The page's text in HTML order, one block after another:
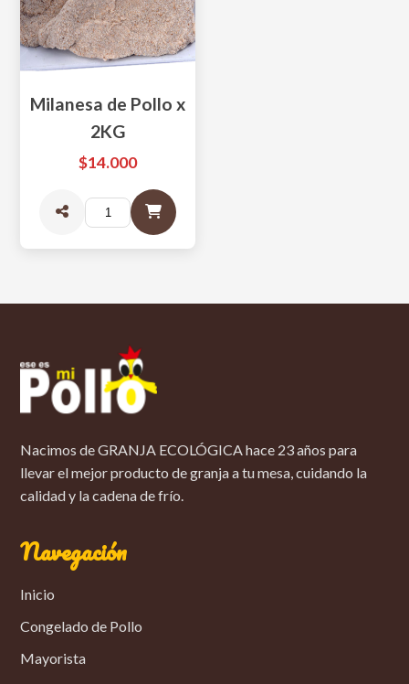
Milanesa de Pollo x
2KG
$14.000
Nacimos de GRANJA ECOLÓGICA hace 23 años para
llevar el mejor producto de granja a tu mesa, cuidando la
calidad y la cadena de frío.
Navegación
Inicio
Congelado de Pollo
Mayorista